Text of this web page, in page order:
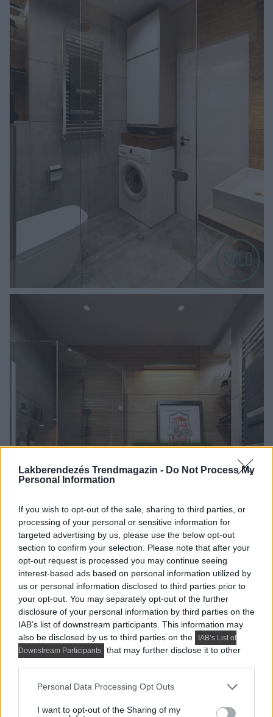
Lakberendezés Trendmagazin - Do Not Process My
Personal Information
If you wish to opt-out of the sale, sharing to third parties, or
processing of your personal or sensitive information for
targeted advertising by us, please use the below opt-out
section to confirm your selection. Please note that after your
opt-out request is processed you may continue seeing
interest-based ads based on personal information utilized by
us or personal information disclosed to third parties prior to
your opt-out. You may separately opt-out of the further
disclosure of your personal information by third parties on the
IAB’s list of downstream participants. This information may
also be disclosed by us to third parties on the
IAB’s List of
Downstream Participants
that may further disclose it to other
Please note that this website/app uses one or more Google
not limited to your visit or usage behaviour. You may click to
Personal Data Processing Opt Outs
I want to opt-out of the Sharing of my